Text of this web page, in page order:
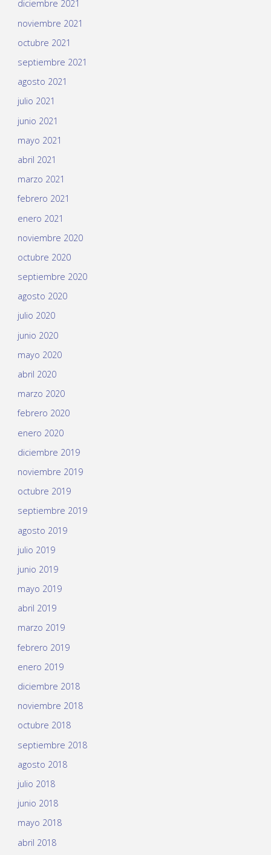
diciembre 2021
noviembre 2021
octubre 2021
septiembre 2021
agosto 2021
julio 2021
junio 2021
mayo 2021
abril 2021
marzo 2021
febrero 2021
enero 2021
noviembre 2020
octubre 2020
septiembre 2020
agosto 2020
julio 2020
junio 2020
mayo 2020
abril 2020
marzo 2020
febrero 2020
enero 2020
diciembre 2019
noviembre 2019
octubre 2019
septiembre 2019
agosto 2019
julio 2019
junio 2019
mayo 2019
abril 2019
marzo 2019
febrero 2019
enero 2019
diciembre 2018
noviembre 2018
octubre 2018
septiembre 2018
agosto 2018
julio 2018
junio 2018
mayo 2018
abril 2018